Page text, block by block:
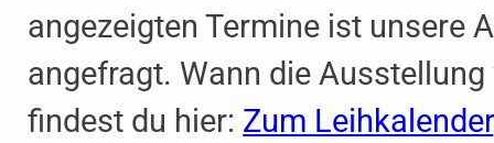
angezeigten Termine ist unsere
angefragt. Wann die
findest du hier: Zum Leihkalender